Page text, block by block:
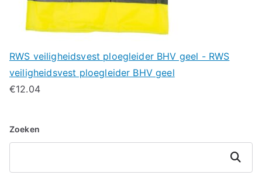
RWS veiligheidsvest ploegleider BHV geel - RWS
veiligheidsvest ploegleider BHV geel
€12.04
Zoeken
Zoeken